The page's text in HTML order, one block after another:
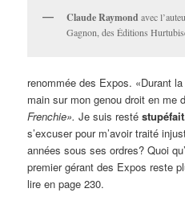
Claude Raymond avec
Gagnon, des Éditions
renommée des Expos. «Durant
main sur mon genou droit en me
Frenchie». Je suis resté
s’excuser pour m’avoir traité
années sous ses ordres? Quoi
premier gérant des Expos reste
lire en page 230.